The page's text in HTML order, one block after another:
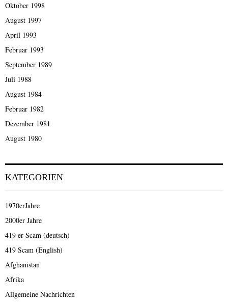
Oktober 1998
August 1997
April 1993
Februar 1993
September 1989
Juli 1988
August 1984
Februar 1982
Dezember 1981
August 1980
KATEGORIEN
1970erJahre
2000er Jahre
419 er Scam (deutsch)
419 Scam (English)
Afghanistan
Afrika
Allgemeine Nachrichten